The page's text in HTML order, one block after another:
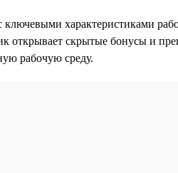
характеристиками
открывает скрытые бонусы и
рабочую среду.